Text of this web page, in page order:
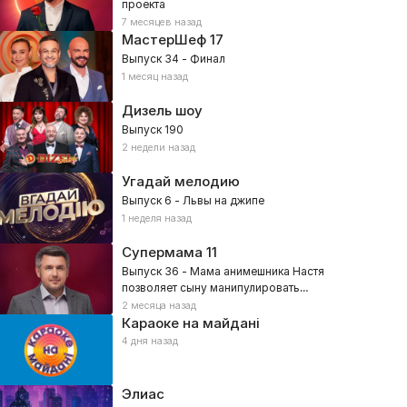
проекта
7 месяцев назад
МастерШеф17
Выпуск 34 - Финал
1 месяц назад
Дизель шоу
Выпуск 190
2 недели назад
Угадай мелодию
Выпуск 6 - Львы на джипе
1 неделя назад
Супермама 11
Выпуск 36 - Мама анимешника Настя
позволяет сыну манипулировать
собой?
2 месяца назад
Караоке на майдані
4 дня назад
Элиас